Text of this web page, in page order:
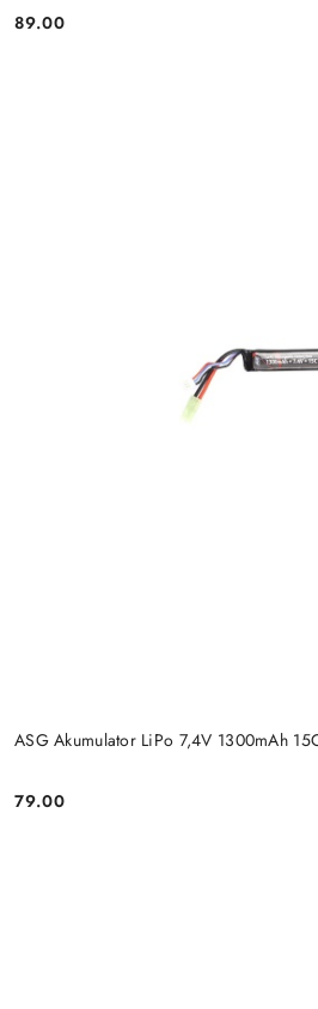
Cena:
89.00
ASG Akumulator LiPo 7,4V 1300mAh
Cena:
79.00